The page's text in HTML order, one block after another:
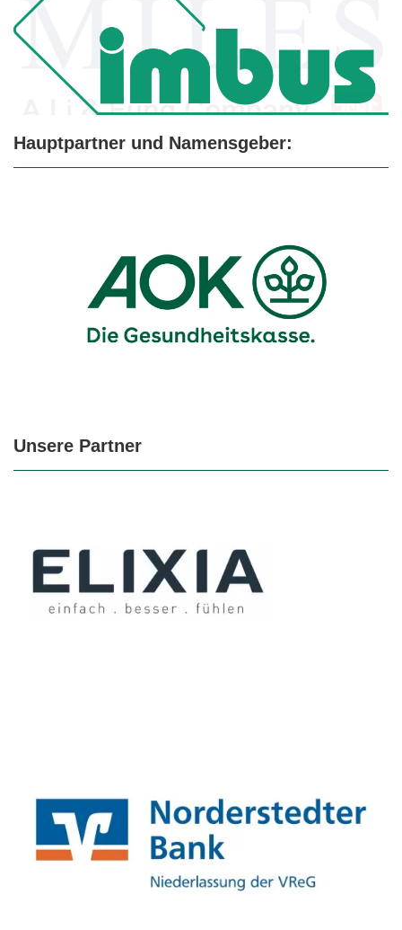
Hauptpartner und Namensgeber:
Unsere Partner